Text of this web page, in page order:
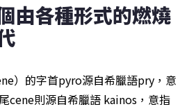
由各種形式的燃燒
）的字首pyro源自希臘語pry，意
cene則源自希臘語 kainos，意指